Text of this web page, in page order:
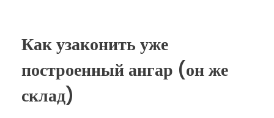
Как узаконить уже
построенный ангар (он же
склад)